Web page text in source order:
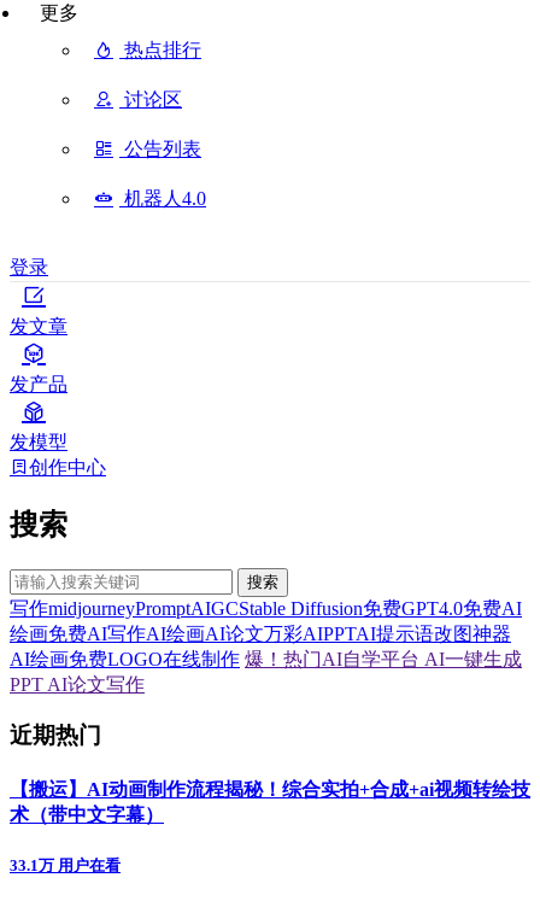
更多
热点排行
讨论区
公告列表
机器人4.0
登录
发文章
发产品
发模型
创作中心
搜索
搜索
写作midjourneyPromptAIGCStable Diffusion免费GPT4.0免费AI
绘画免费AI写作AI绘画AI论文万彩AIPPTAI提示语改图神器
AI绘画免费LOGO在线制作 爆！热门AI自学平台 AI一键生成
PPT AI论文写作
近期热门
【搬运】AI动画制作流程揭秘！综合实拍+合成+ai视频转绘技
术（带中文字幕）
33.1万 用户在看